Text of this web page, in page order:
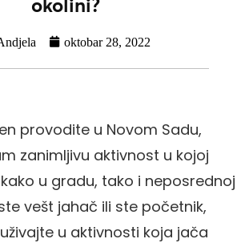
okolini?
oktobar 28, 2022
provodite u Novom Sadu,
zanimljivu aktivnost u kojoj
u gradu, tako i neposrednoj
vešt jahač ili ste početnik,
u aktivnosti koja jača